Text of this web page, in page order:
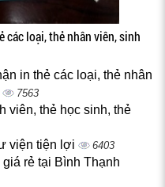
các loại, thẻ nhân viên, sinh
in thẻ các loại, thẻ nhân
7563
viên, thẻ học sinh, thẻ
viện tiện lợi 6403
rẻ tại Bình Thạnh